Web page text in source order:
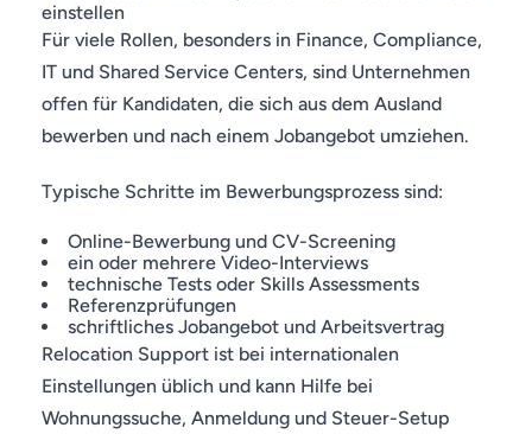
einstellen
Für viele Rollen, besonders in Finance, Compliance,
IT und Shared Service Centers, sind Unternehmen
offen für Kandidaten, die sich aus dem Ausland
bewerben und nach einem Jobangebot umziehen.
Typische Schritte im Bewerbungsprozess sind:
Online-Bewerbung und CV-Screening
ein oder mehrere Video-Interviews
technische Tests oder Skills Assessments
Referenzprüfungen
schriftliches Jobangebot und Arbeitsvertrag
Relocation Support ist bei internationalen
Einstellungen üblich und kann Hilfe bei
Wohnungssuche, Anmeldung und Steuer-Setup